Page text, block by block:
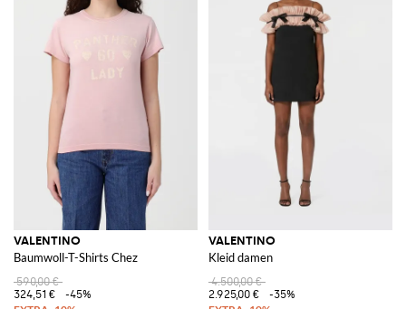
VALENTINO
Baumwoll-T-Shirts Chez
590,00 €
324,51 €
-45%
VALENTINO
Kleid damen
4.500,00 €
2.925,00 €
-35%